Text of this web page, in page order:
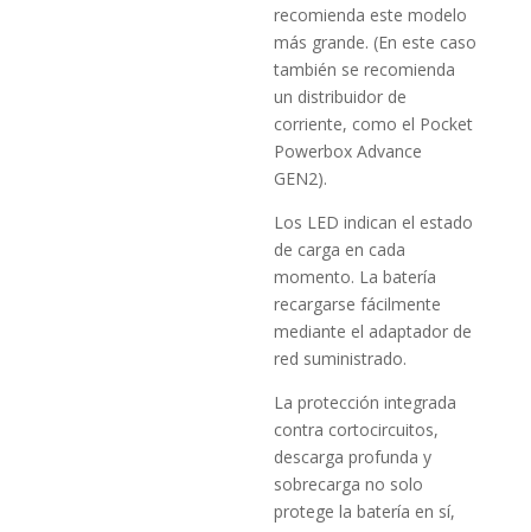
recomienda este modelo
más grande. (En este caso
también se recomienda
un distribuidor de
corriente, como el Pocket
Powerbox Advance
GEN2).
Los LED indican el estado
de carga en cada
momento. La batería
recargarse fácilmente
mediante el adaptador de
red suministrado.
La protección integrada
contra cortocircuitos,
descarga profunda y
sobrecarga no solo
protege la batería en sí,